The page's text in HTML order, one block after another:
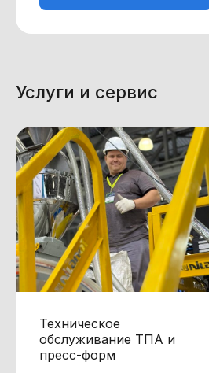
Услуги и сервис
Техническое
обслуживание ТПА и
пресс-форм